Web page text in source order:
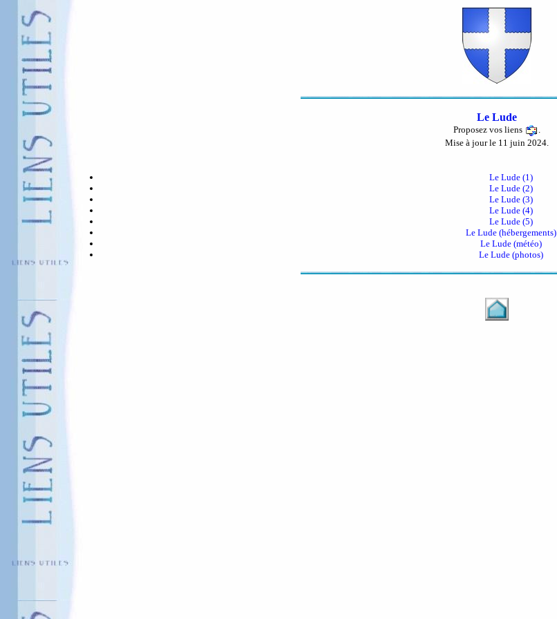
Le Lude
Proposez vos liens
Mise à jour le 11 juin 2024.
Le Lude (1)
Le Lude (2)
Le Lude (3)
Le Lude (4)
Le Lude (5)
Le Lude (hébergements)
Le Lude (météo)
Le Lude (photos)